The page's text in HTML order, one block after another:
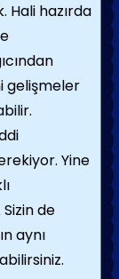
Hali hazırda
gelişmeler
Yine
de
aynı